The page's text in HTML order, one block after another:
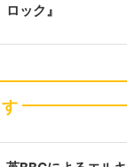
ロック』